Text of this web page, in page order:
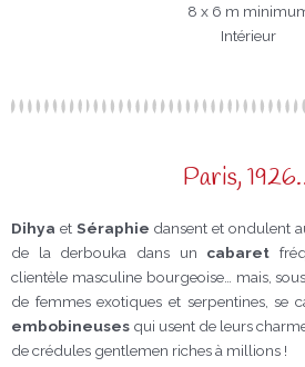
8 x 6 m
Intérieur
Paris,
Dihya et Séraphie dansent et ondulent
de la derbouka dans un cabaret
clientèle masculine bourgeoise… mais,
de femmes exotiques et serpentines, se
embobineuses qui usent de leurs
de crédules gentlemen riches à millions !